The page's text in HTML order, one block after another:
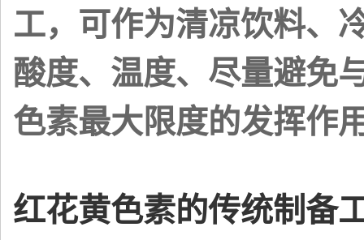
工，可作为清凉饮料、
酸度、温度、尽量避免
色素最大限度的发挥作
红花黄色素的传统制备